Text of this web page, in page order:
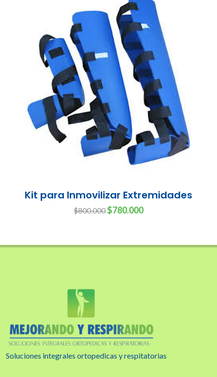
Cojín Volteador de Pacientes
Lateral
Soluciones integrales ortopedicas y respitatorias